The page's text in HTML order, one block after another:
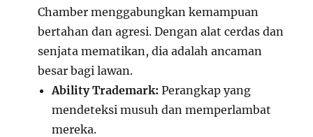
Chamber menggabungkan kemampuan
bertahan dan agresi. Dengan alat cerdas dan
senjata mematikan, dia adalah ancaman
besar bagi lawan.
Ability Trademark: Perangkap yang
mendeteksi musuh dan memperlambat
mereka.